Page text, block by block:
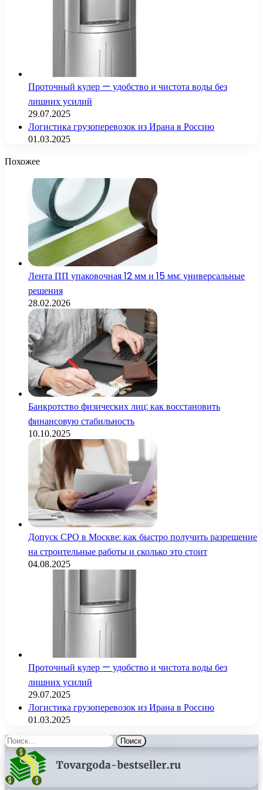
Проточный кулер — удобство и чистота воды без
лишних усилий
29.07.2025
Логистика грузоперевозок из Ирана в Россию
01.03.2025
Похожее
Лента ПП упаковочная 12 мм и 15 мм: универсальные
решения
28.02.2026
Банкротство физических лиц: как восстановить
финансовую стабильность
10.10.2025
Допуск СРО в Москве: как быстро получить разрешение
на строительные работы и сколько это стоит
04.08.2025
Проточный кулер — удобство и чистота воды без
лишних усилий
29.07.2025
Логистика грузоперевозок из Ирана в Россию
01.03.2025
Найти: